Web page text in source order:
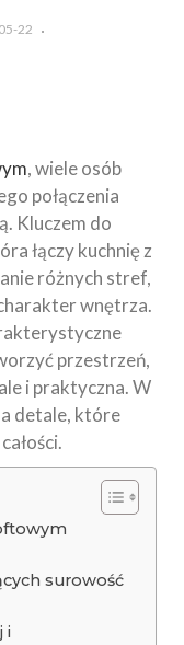
22
, wiele osób
połączenia
Kluczem do
łączy kuchnię z
różnych stref,
wnętrza.
przestrzeń,
i praktyczna. W
detale, które
surowość
i